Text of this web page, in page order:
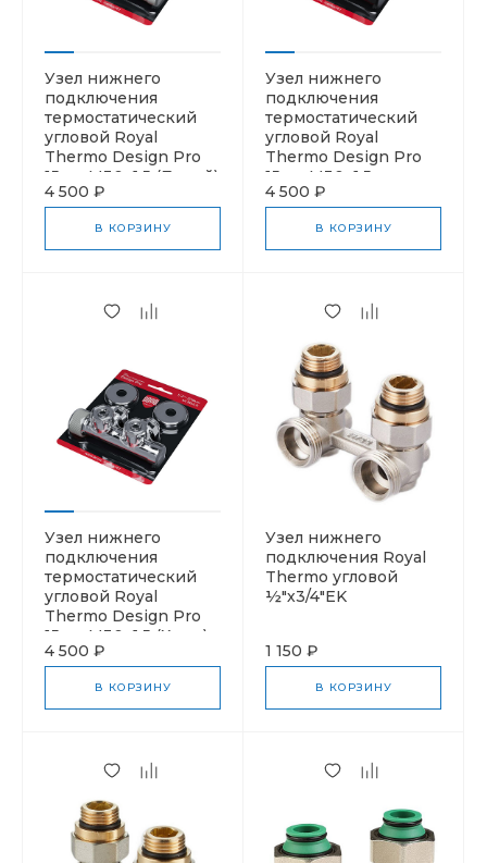
Узел нижнего
подключения
термостатический
угловой Royal
Thermo Design Pro
15мм М30х1,5 (Белый)
4 500 ₽
В КОРЗИНУ
Узел нижнего
подключения
термостатический
угловой Royal
Thermo Design Pro
15мм М30х1,5
(Черный)
4 500 ₽
В КОРЗИНУ
Узел нижнего
подключения
термостатический
угловой Royal
Thermo Design Pro
15мм М30х1,5 (Хром)
4 500 ₽
В КОРЗИНУ
Узел нижнего
подключения Royal
Thermo угловой
½"х3/4"EK
1 150 ₽
В КОРЗИНУ